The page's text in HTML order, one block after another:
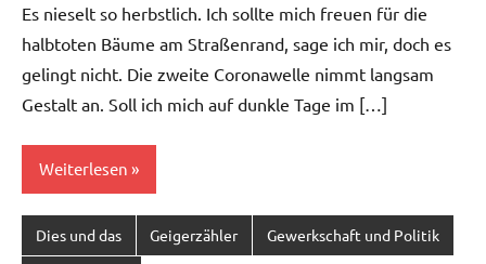
Es nieselt so herbstlich. Ich sollte mich freuen für die
halbtoten Bäume am Straßenrand, sage ich mir, doch es
gelingt nicht. Die zweite Coronawelle nimmt langsam
Gestalt an. Soll ich mich auf dunkle Tage im […]
Weiterlesen
Dies und das Geigerzähler Gewerkschaft und Politik